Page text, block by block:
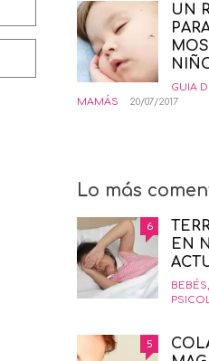
UN
GUIA
MAMÁS
20/07/2017
Lo más
6
EN
BEBÉS,
5